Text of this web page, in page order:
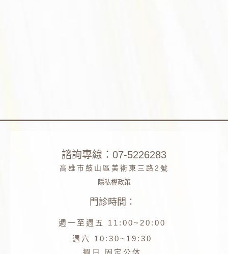
諮詢專線：07-5226283
高雄市鼓山區美術東三路2號
隱私權政策
門診時間：
週一至週五 11:00~20:00
週六 10:30~19:30